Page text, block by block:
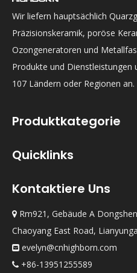
Wir liefern hauptsächlich
Präzisionskeramik, poröse
Ozongeneratoren und
Produkte und Dienstleistungen
107 Ländern oder Regionen an.
Produktkategorie
Quicklinks
Kontaktiere Uns
 Rm921, Gebäude A
Chaoyang East Road,
 evelyn@cnhighborn.com
 +86-13951255589